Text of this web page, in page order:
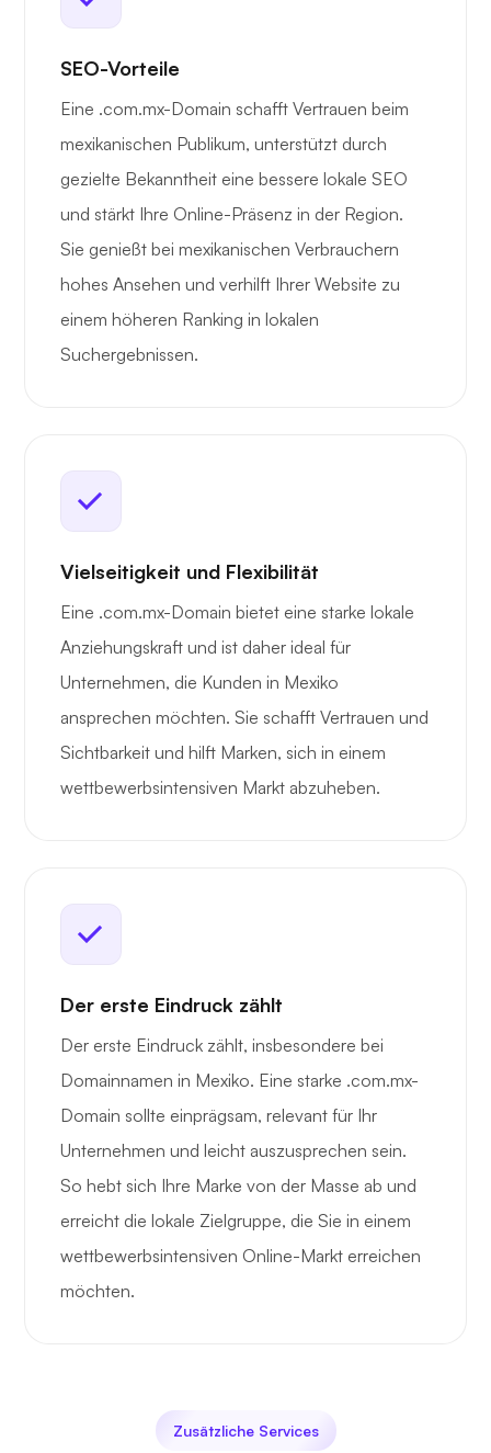
SEO-Vorteile
Eine .com.mx-Domain schafft Vertrauen beim
mexikanischen Publikum, unterstützt durch
gezielte Bekanntheit eine bessere lokale SEO
und stärkt Ihre Online-Präsenz in der Region.
Sie genießt bei mexikanischen Verbrauchern
hohes Ansehen und verhilft Ihrer Website zu
einem höheren Ranking in lokalen
Suchergebnissen.
Vielseitigkeit und Flexibilität
Eine .com.mx-Domain bietet eine starke lokale
Anziehungskraft und ist daher ideal für
Unternehmen, die Kunden in Mexiko
ansprechen möchten. Sie schafft Vertrauen und
Sichtbarkeit und hilft Marken, sich in einem
wettbewerbsintensiven Markt abzuheben.
Der erste Eindruck zählt
Der erste Eindruck zählt, insbesondere bei
Domainnamen in Mexiko. Eine starke .com.mx-
Domain sollte einprägsam, relevant für Ihr
Unternehmen und leicht auszusprechen sein.
So hebt sich Ihre Marke von der Masse ab und
erreicht die lokale Zielgruppe, die Sie in einem
wettbewerbsintensiven Online-Markt erreichen
möchten.
Zusätzliche Services